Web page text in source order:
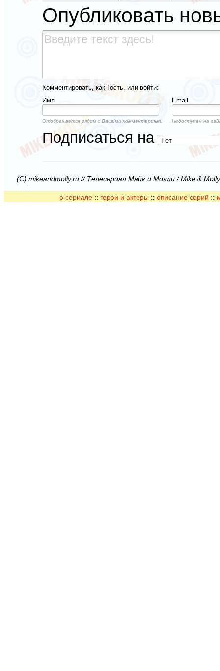
Опубликовать
Комментировать, как Гость, или войти:
Имя
Email
Отображается рядом с Вашими комментариями Недоступен на
Подписаться на
(C) mikeandmolly.ru // Телесериал Майк и Молли / Mike &
о сериале :: герои и актеры :: описание серий ::